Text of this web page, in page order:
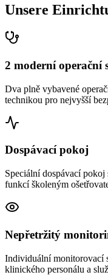
Unsere
2 moderní operační
Dva plně vybavené
technikou pro nejvyšší
Dospávací pokoj
Speciální dospávací
funkcí školeným
Nepřetržitý
Individuální monitorovací
klinického personálu a